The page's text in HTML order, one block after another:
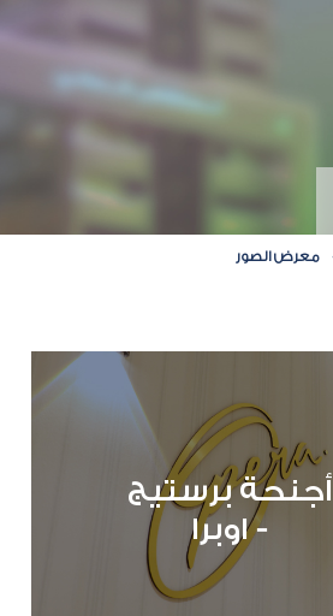
معرض الصور
أجنحة برستيج
- اوبرا